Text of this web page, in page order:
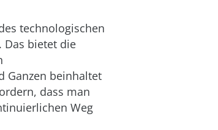
technologischen
Das bietet die
Ganzen beinhaltet
dass man
Weg